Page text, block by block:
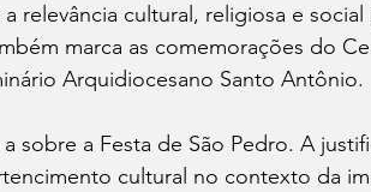
relevância cultural, religiosa e
marca as comemorações do
Arquidiocesano Santo Antônio.
sobre a Festa de São Pedro. A
cultural no contexto da